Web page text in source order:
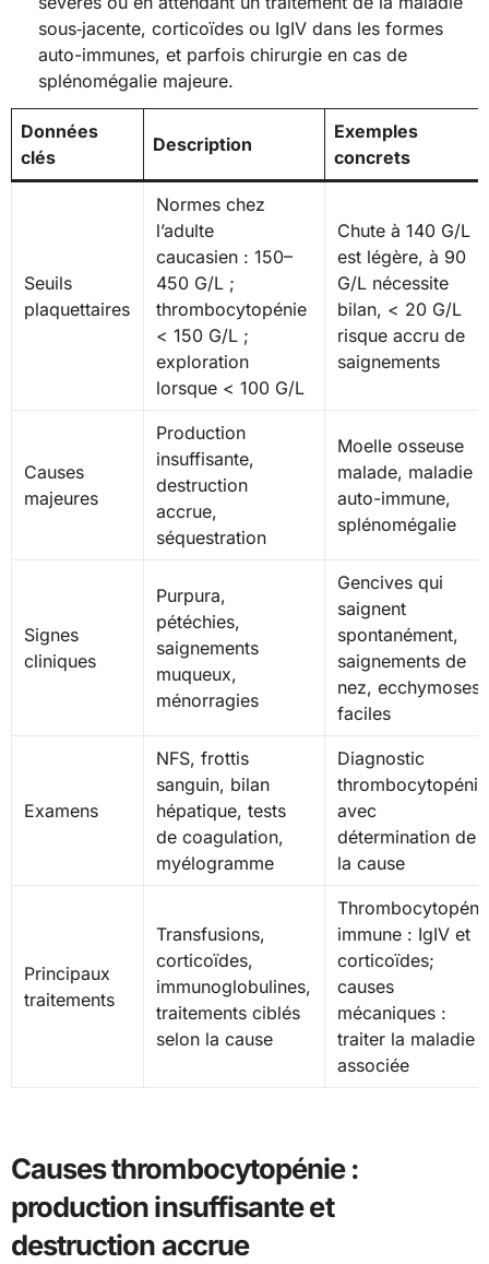
sous‑jacente, corticoïdes ou IgIV dans les formes
auto-immunes, et parfois chirurgie en cas de
splénomégalie majeure.
Données
clés
Description
Exemples
concrets
Seuils
plaquettaires
Normes chez
l’adulte
caucasien : 150–
450 G/L ;
thrombocytopénie
< 150 G/L ;
exploration
lorsque < 100 G/L
Chute à 140 G/L
est légère, à 90
G/L nécessite
bilan, < 20 G/L
risque accru de
saignements
Causes
majeures
Production
insuffisante,
destruction
accrue,
séquestration
Moelle osseuse
malade, maladie
auto-immune,
splénomégalie
Signes
cliniques
Purpura,
pétéchies,
saignements
muqueux,
ménorragies
Gencives qui
saignent
spontanément,
saignements de
nez, ecchymoses
faciles
Examens
NFS, frottis
sanguin, bilan
hépatique, tests
de coagulation,
myélogramme
Diagnostic
thrombocytopénie
avec
détermination de
la cause
Principaux
traitements
Transfusions,
corticoïdes,
immunoglobulines,
traitements ciblés
selon la cause
immune : IgIV et
corticoïdes;
causes
mécaniques :
traiter la maladie
associée
Causes thrombocytopénie :
production insuffisante et
destruction accrue